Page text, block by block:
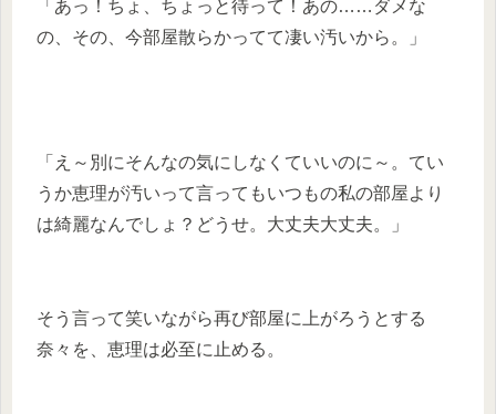
「あっ！ちょ、ちょっと待って！あの……ダメな
の、その、今部屋散らかってて凄い汚いから。」
「え～別にそんなの気にしなくていいのに～。てい
うか恵理が汚いって言ってもいつもの私の部屋より
は綺麗なんでしょ？どうせ。大丈夫大丈夫。」
そう言って笑いながら再び部屋に上がろうとする
奈々を、恵理は必至に止める。